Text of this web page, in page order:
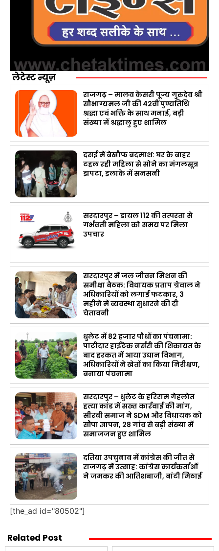
लेटेस्ट न्यूज़
राजगढ़ – मालव केसरी पूज्य गुरुदेव श्री
सौभाग्यमल जी की 42वीं पुण्यतिथि
श्रद्धा एवं भक्ति के साथ मनाई, बड़ी
संख्या में श्रद्धालु हुए शामिल
दसई में बेखौफ बदमाश: घर के बाहर
टहल रही महिला से सोने का मंगलसूत्र
झपटा, इलाके में सनसनी
सरदारपुर – डायल 112 की तत्परता से
गर्भवती महिला को समय पर मिला
उपचार
सरदारपुर में जल जीवन मिशन की
समीक्षा बैठक: विधायक प्रताप ग्रेवाल ने
अधिकारियों को लगाई फटकार, 3
महीने में व्यवस्था सुधारने की दी
चेतावनी
धुलेट में 82 हजार पौधों का पंचनामा:
पाटीदार हाईटेक नर्सरी की शिकायत के
बाद हरकत में आया उद्यान विभाग,
अधिकारियों ने खेतों का किया निरीक्षण,
बनाया पंचनामा
सरदारपुर – धुलेट के हरिराम गेहलोत
हत्या कांड में सख्त कार्रवाई की मांग,
सीरवी समाज ने SDM और विधायक को
सौंपा ज्ञापन, 28 गांव से बड़ी संख्या में
समाजजन हुए शामिल
दतिया उपचुनाव में कांग्रेस की जीत से
राजगढ़ में उत्साह: कांग्रेस कार्यकर्ताओं
ने जमकर की आतिशबाजी, बांटी मिठाई
[the_ad id="80502"]
Related Post